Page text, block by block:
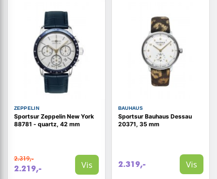
ZEPPELIN
Sportsur Zeppelin New York
88781 - quartz, 42 mm
2.319,-
2.219,- Vis
BAUHAUS
Sportsur Bauhaus Dessau
20371, 35 mm
2.319,- Vis